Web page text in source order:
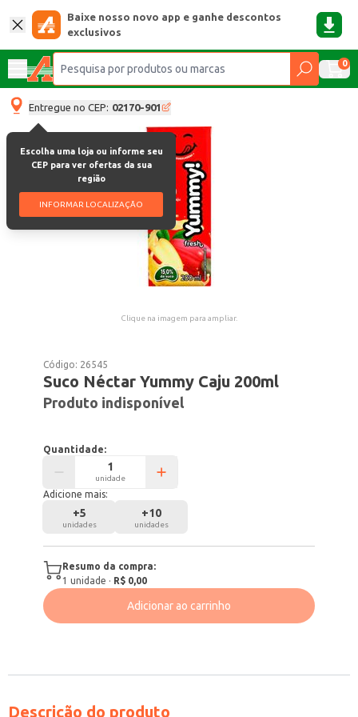
Baixe nosso novo app e ganhe descontos
exclusivos
0
Entregue no CEP: 02170-901
Escolha uma loja ou informe seu
CEP para ver ofertas da sua
região
INFORMAR LOCALIZAÇÃO
Clique na imagem para ampliar.
Código: 26545
Suco Néctar Yummy Caju 200ml
Produto indisponível
Quantidade:
unidade
Adicione mais:
+5
unidades
+10
unidades
Resumo da compra:
1 unidade · R$ 0,00
Adicionar ao carrinho
Descrição do produto